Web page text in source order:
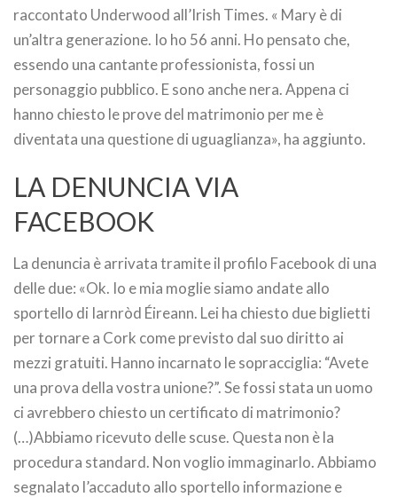
raccontato Underwood all’Irish Times. « Mary è di
un’altra generazione. Io ho 56 anni. Ho pensato che,
essendo una cantante professionista, fossi un
personaggio pubblico. E sono anche nera. Appena ci
hanno chiesto le prove del matrimonio per me è
diventata una questione di uguaglianza», ha aggiunto.
LA DENUNCIA VIA
FACEBOOK
La denuncia è arrivata tramite il profilo Facebook di una
delle due: «Ok. Io e mia moglie siamo andate allo
sportello di Iarnròd Éireann. Lei ha chiesto due biglietti
per tornare a Cork come previsto dal suo diritto ai
mezzi gratuiti. Hanno incarnato le sopracciglia: “Avete
una prova della vostra unione?”. Se fossi stata un uomo
ci avrebbero chiesto un certificato di matrimonio?
(…)Abbiamo ricevuto delle scuse. Questa non è la
procedura standard. Non voglio immaginarlo. Abbiamo
segnalato l’accaduto allo sportello informazione e